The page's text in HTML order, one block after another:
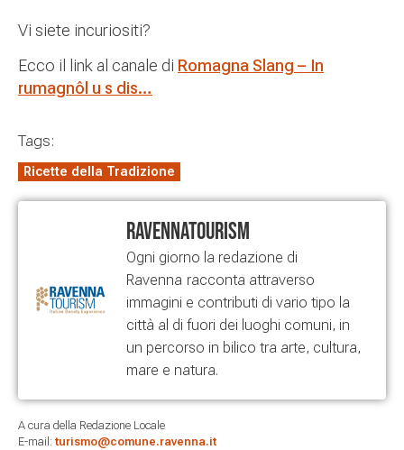
Vi siete incuriositi?
Ecco il link al canale di Romagna Slang – In
rumagnôl u s dis…
Tags:
Ricette della Tradizione
RavennaTourism
Ogni giorno la redazione di
Ravenna racconta attraverso
immagini e contributi di vario tipo la
città al di fuori dei luoghi comuni, in
un percorso in bilico tra arte, cultura,
mare e natura.
A cura della Redazione Locale
E-mail: turismo@comune.ravenna.it